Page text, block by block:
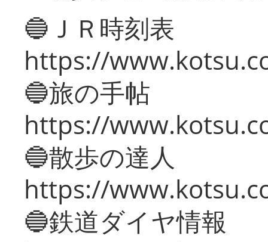
🔵ＪＲ時刻表
https://
🔵旅の手帖
https://
🔵散歩の達人
https://
🔵鉄道ダイヤ情報